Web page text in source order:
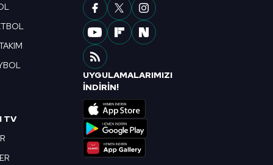
TV
UYGULAMALARIMIZI
İNDİRİN!